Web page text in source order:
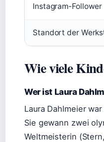
Instagram-Follower
Standort der
Wie viele
Wer ist Laura
Laura Dahlmeier
Sie gewann zwei
Weltmeisterin